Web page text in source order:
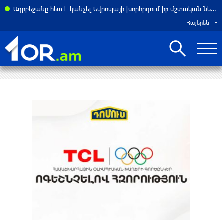
Ադրբեջանը հետ է կանչել Եվրոպայի խորհրդում իր մշտական ներկայացուցչին
Հայերեն